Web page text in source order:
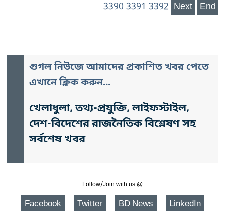
3390 3391 3392 Next End
গুগল নিউজে আমাদের প্রকাশিত খবর পেতে
এখানে ক্লিক করুন...
খেলাধুলা, তথ্য-প্রযুক্তি, লাইফস্টাইল,
দেশ-বিদেশের রাজনৈতিক বিশ্লেষণ সহ
সর্বশেষ খবর
Follow/Join with us @
Facebook Twitter BD News LinkedIn